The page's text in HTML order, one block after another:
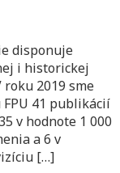
disponuje
i historickej
2019 sme
41 publikácií
v hodnote 1 000
a 6 v
[…]